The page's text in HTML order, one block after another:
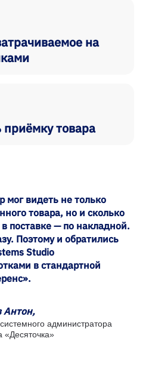
на
товара
мог видеть не только
товара, но и сколько
поставке — по накладной.
Поэтому и обратились
Studio
в стандартной
Антон,
администратора
«Десяточка»